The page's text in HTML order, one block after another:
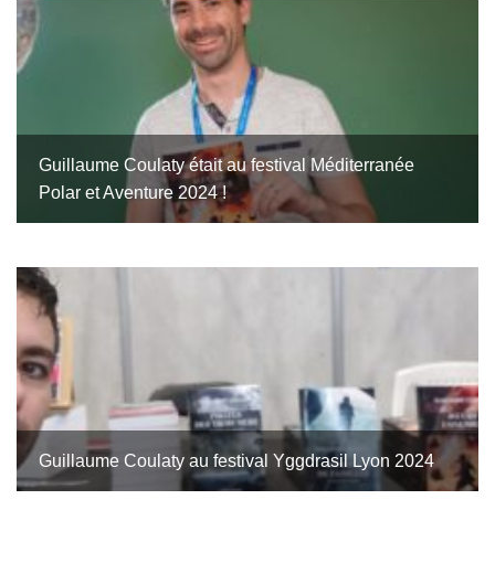
Guillaume Coulaty était au festival Méditerranée
Polar et Aventure 2024 !
Guillaume Coulaty au festival Yggdrasil Lyon 2024